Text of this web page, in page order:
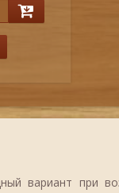
вариант при